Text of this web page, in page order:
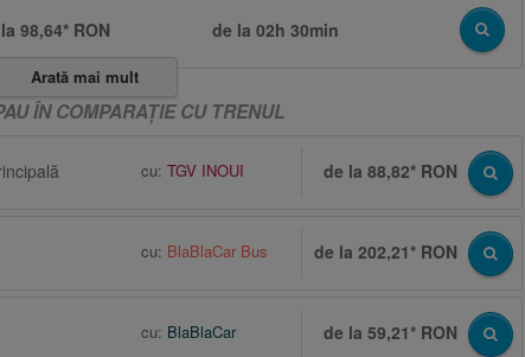
98,64* RON de la02h 30min
Arată mai mult
ÎN COMPARAŢIE CU TRENUL
cu: TGV INOUI de la 88,82* RON
cu: BlaBlaCar Bus de la 202,21* RON
cu: BlaBlaCar de la 59,21* RON